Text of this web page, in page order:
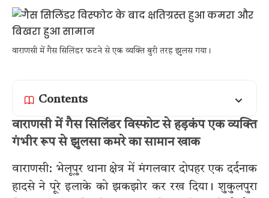
वाराणसी में गैस सिलिंडर फटने से एक व्यक्ति बुरी तरह झुलस गया।
Contents
वाराणसी में गैस सिलिंडर विस्फोट से हड़कंप एक व्यक्ति
गंभीर रूप से झुलसा कमरे का सामान खाक
वाराणसी: भेलूपुर थाना क्षेत्र में मंगलवार दोपहर एक दर्दनाक
हादसे ने पूरे इलाके को झकझोर कर रख दिया। शुकुलपुरा